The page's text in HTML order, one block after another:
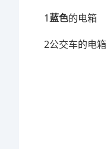
1蓝色的电箱
2公交车的电箱